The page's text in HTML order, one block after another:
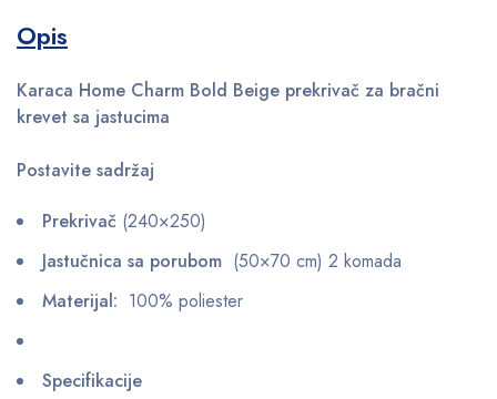
Opis
Karaca Home Charm Bold Beige prekrivač za bračni
krevet sa jastucima
Postavite sadržaj
Prekrivač (240×250)
Jastučnica sa porubom (50×70 cm) 2 komada
Materijal: 100% poliester
Specifikacije